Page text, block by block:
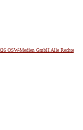
OSW-Medien GmbH Alle Rechte